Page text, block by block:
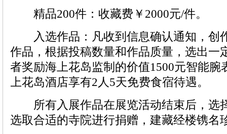
精品200件：收藏费￥2000元/件。
入选作品：凡收到信息确认通知，创
作品，根据投稿数量和作品质量，选出一
者奖励海上花岛监制的价值1500元智能腕
上花岛酒店享有2人5天免费食宿待遇。
所有入展作品在展览活动结束后，选
选取合适的寺院进行捐赠，建藏经楼镌名